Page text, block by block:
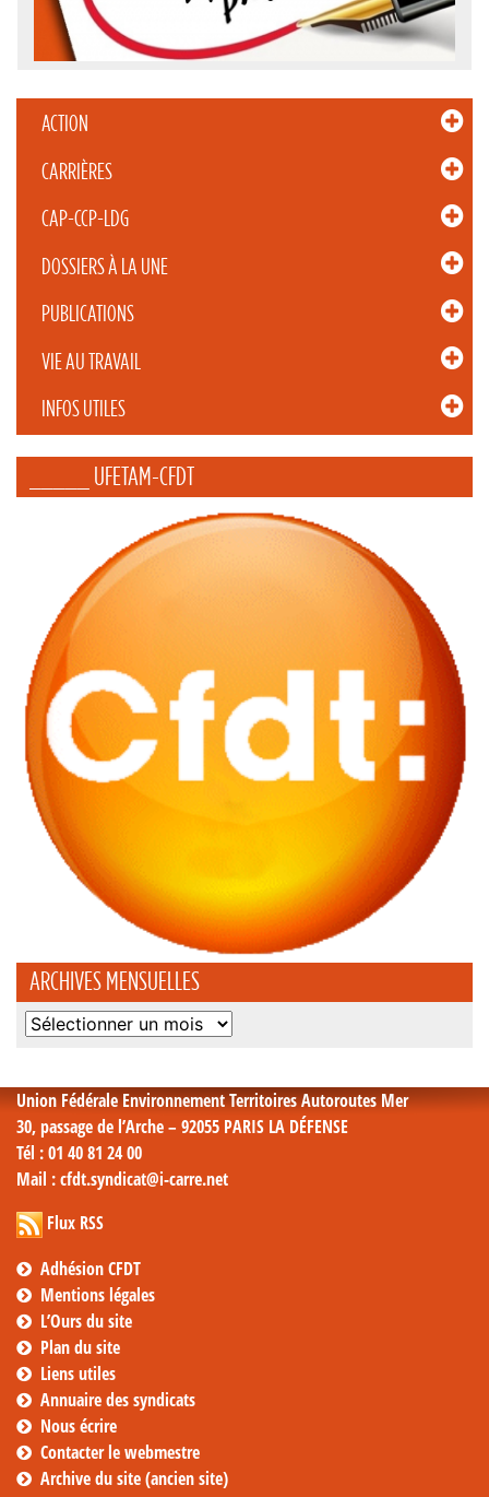
ACTION
CARRIÈRES
CAP-CCP-LDG
DOSSIERS À LA UNE
PUBLICATIONS
VIE AU TRAVAIL
INFOS UTILES
_____ UFETAM-CFDT
ARCHIVES MENSUELLES
Archives
Union Fédérale Environnement Territoires Autoroutes Mer
30, passage de l’Arche – 92055 PARIS LA DÉFENSE
Tél : 01 40 81 24 00
Mail : cfdt.syndicat@i-carre.net
Flux RSS
Adhésion CFDT
Mentions légales
L’Ours du site
Plan du site
Liens utiles
Annuaire des syndicats
Nous écrire
Contacter le webmestre
Archive du site (ancien site)